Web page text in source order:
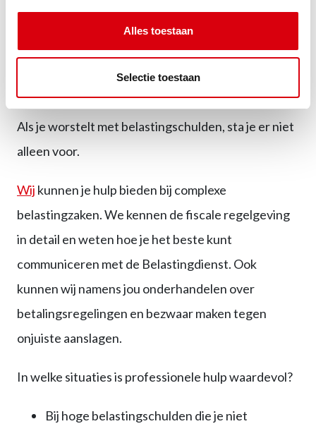
Alles toestaan
Selectie toestaan
en onderhandelen over de voorwaarden van je
Kun je hulp krijgen bij het oplossen
van belastingschulden?
Als je worstelt met belastingschulden, sta je er niet
alleen voor.
Wij kunnen je hulp bieden bij complexe
belastingzaken. We kennen de fiscale regelgeving
in detail en weten hoe je het beste kunt
communiceren met de Belastingdienst. Ook
kunnen wij namens jou onderhandelen over
betalingsregelingen en bezwaar maken tegen
onjuiste aanslagen.
In welke situaties is professionele hulp waardevol?
Bij hoge belastingschulden die je niet